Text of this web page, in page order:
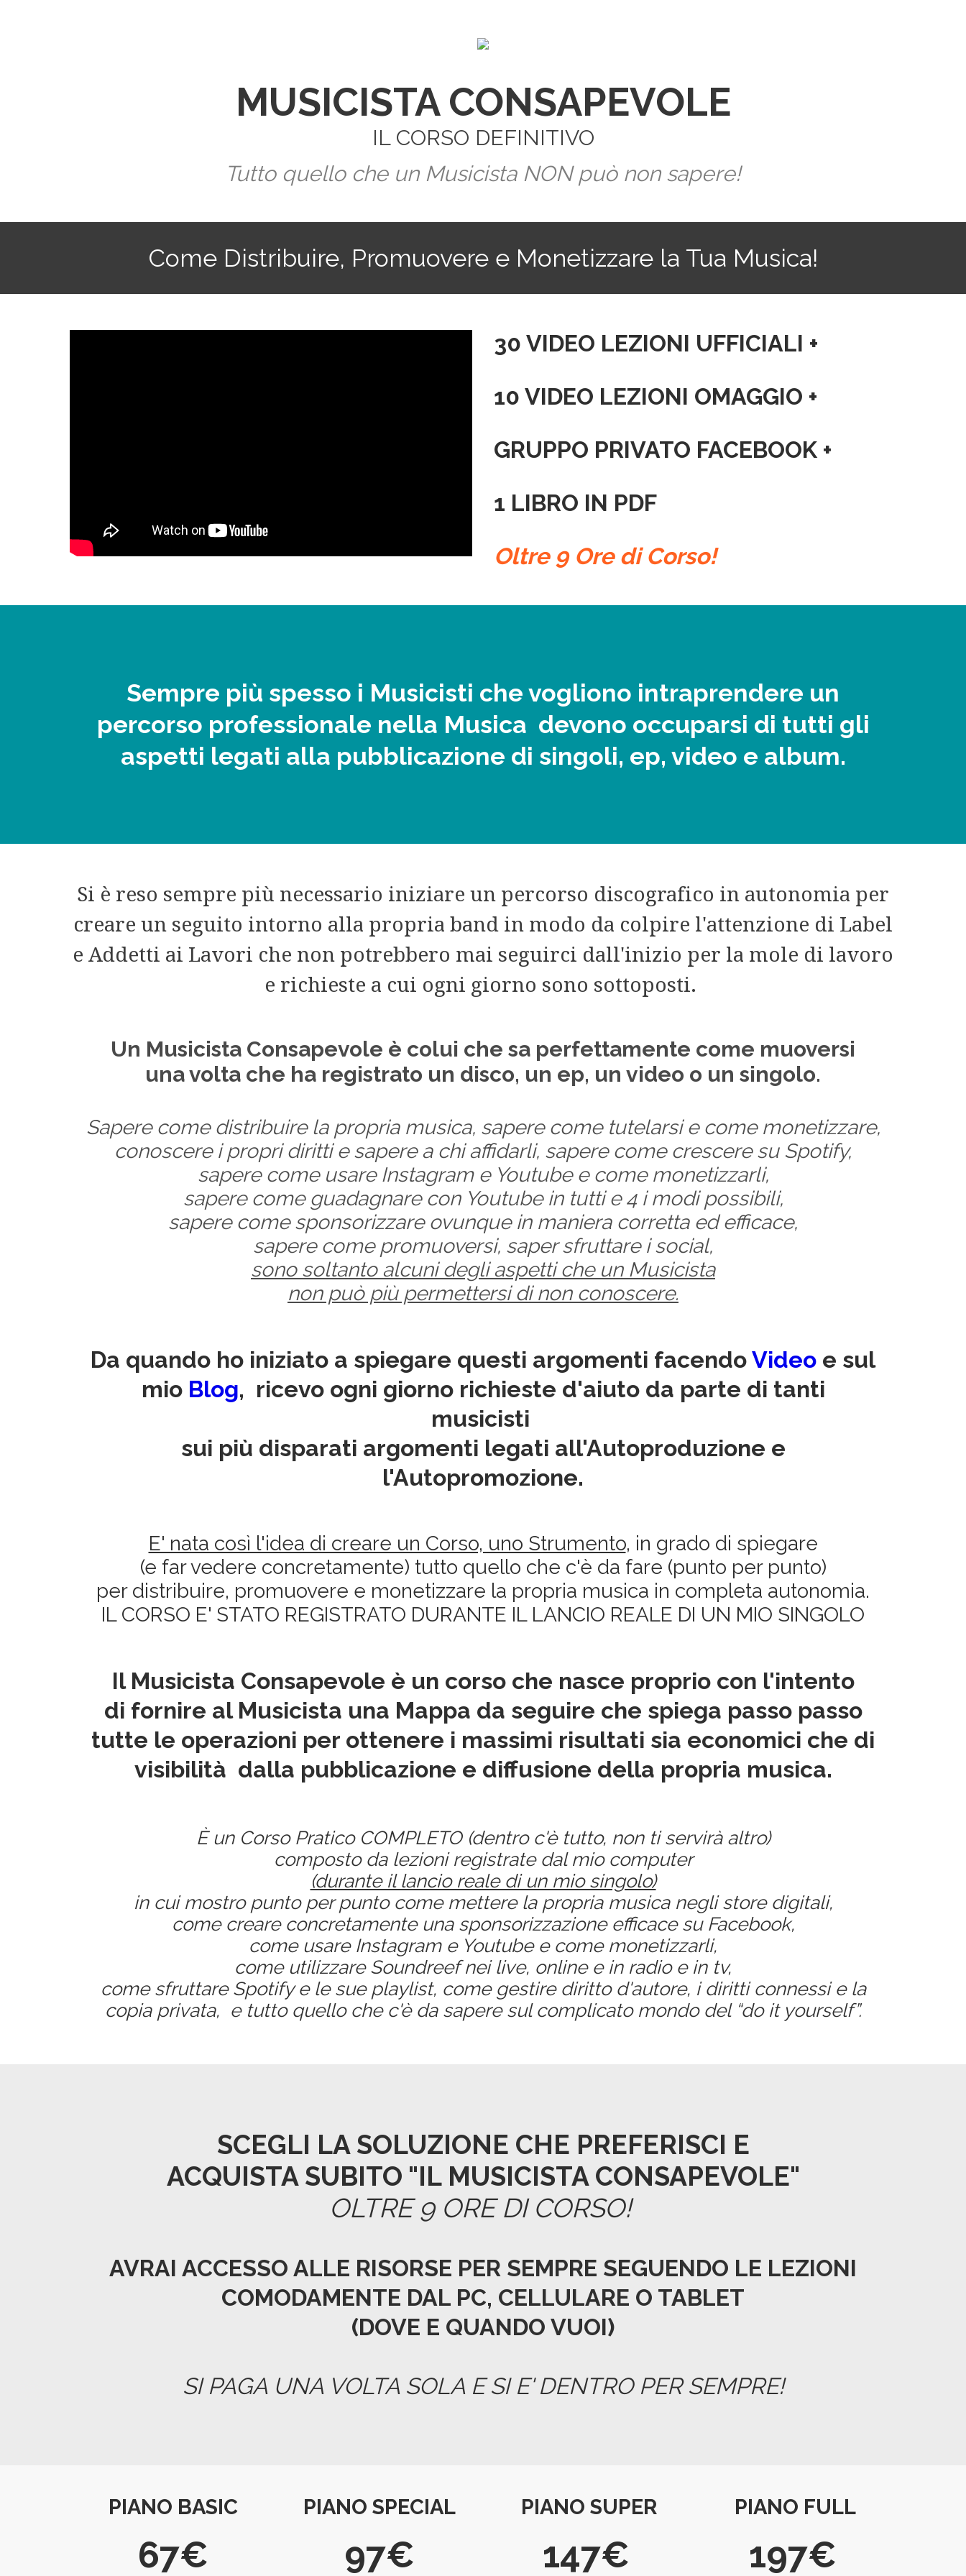
MUSICISTA CONSAPEVOLE
IL CORSO DEFINITIVO
Tutto quello che un Musicista NON può non sapere!
Come Distribuire, Promuovere e Monetizzare la Tua Musica!
30 VIDEO LEZIONI UFFICIALI +
10 VIDEO LEZIONI OMAGGIO +
GRUPPO PRIVATO FACEBOOK +
1 LIBRO IN PDF
Oltre 9 Ore di Corso!
Sempre più spesso i Musicisti che vogliono intraprendere un
percorso professionale nella Musica devono occuparsi di tutti gli
aspetti legati alla pubblicazione di singoli, ep, video e album.
Si è reso sempre più necessario iniziare un percorso discografico in autonomia per
creare un seguito intorno alla propria band in modo da colpire l'attenzione di Label
e Addetti ai Lavori che non potrebbero mai seguirci dall'inizio per la mole di lavoro
e richieste a cui ogni giorno sono sottoposti.
Un Musicista Consapevole è colui che sa perfettamente come muoversi
una volta che ha registrato un disco, un ep, un video o un singolo.
Sapere come distribuire la propria musica, sapere come tutelarsi e come monetizzare,
conoscere i propri diritti e sapere a chi affidarli, sapere come crescere su Spotify,
sapere come usare Instagram e Youtube e come monetizzarli,
sapere come guadagnare con Youtube in tutti e 4 i modi possibili,
sapere come sponsorizzare ovunque in maniera corretta ed efficace,
sapere come promuoversi, saper sfruttare i social,
sono soltanto alcuni degli aspetti che un Musicista
non può più permettersi di non conoscere.
Da quando ho iniziato a spiegare questi argomenti facendoVideo e sul
mio Blog, ricevo ogni giorno richieste d'aiuto da parte di tanti
musicisti
sui più disparati argomenti legati all'Autoproduzione e
l'Autopromozione.
E' nata così l'idea di creare un Corso, uno Strumento, in grado di spiegare
(e far vedere concretamente) tutto quello che c'è da fare (punto per punto)
per distribuire, promuovere e monetizzare la propria musica in completa autonomia.
IL CORSO E' STATO REGISTRATO DURANTE IL LANCIO REALE DI UN MIO SINGOLO
Il Musicista Consapevole è un corso che nasce proprio con l'intento
di fornire al Musicista una Mappa da seguire che spiega passo passo
tutte le operazioni per ottenere i massimi risultati sia economici che di
visibilità dalla pubblicazione e diffusione della propria musica.
È un Corso Pratico COMPLETO (dentro c'è tutto, non ti servirà altro)
composto da lezioni registrate dal mio computer
(durante il lancio reale di un mio singolo)
in cui mostro punto per punto come mettere la propria musica negli store digitali,
come creare concretamente una sponsorizzazione efficace su Facebook,
come usare Instagram e Youtube e come monetizzarli,
come utilizzare Soundreef nei live, online e in radio e in tv,
come sfruttare Spotify e le sue playlist, come gestire diritto d'autore, i diritti connessi e la
copia privata, e tutto quello che c'è da sapere sul complicato mondo del “do it yourself”.
SCEGLI LA SOLUZIONE CHE PREFERISCI E
ACQUISTA SUBITO "IL MUSICISTA CONSAPEVOLE"
OLTRE 9 ORE DI CORSO!
AVRAI ACCESSO ALLE RISORSE PER SEMPRE SEGUENDO LE LEZIONI
COMODAMENTE DAL PC, CELLULARE O TABLET
(DOVE E QUANDO VUOI)
SI PAGA UNA VOLTA SOLA E SI E' DENTRO PER SEMPRE!
PIANO BASIC
67€
PIANO SPECIAL
97€
PIANO SUPER
147€
PIANO FULL
197€